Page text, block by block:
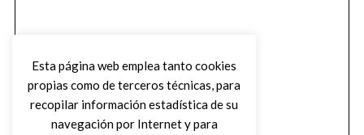
Esta página web emplea tanto cookies
propias como de terceros técnicas, para
recopilar información estadística de su
navegación por Internet y para